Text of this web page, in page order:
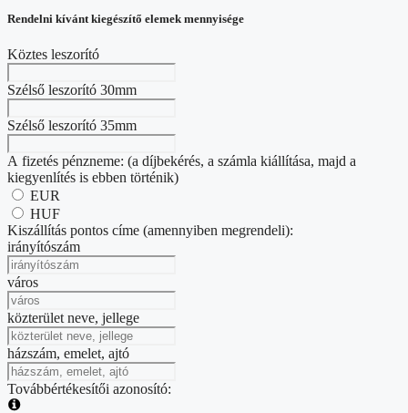
Rendelni kívánt kiegészítő elemek mennyisége
Köztes leszorító
Szélső leszorító 30mm
Szélső leszorító 35mm
A fizetés pénzneme: (a díjbekérés, a számla kiállítása, majd a
kiegyenlítés is ebben történik)
EUR
HUF
Kiszállítás pontos címe (amennyiben megrendeli):
irányítószám
város
közterület neve, jellege
házszám, emelet, ajtó
Továbbértékesítői azonosító: